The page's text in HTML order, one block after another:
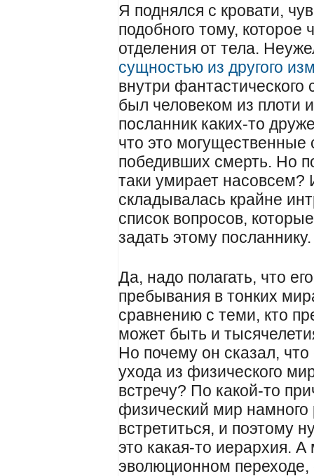
Я поднялся с кровати,
подобного тому, которое
отделения от тела.
сущностью из другого
внутри
был человеком из плоти
посланник каких-то
что это
победивших смерть. Но
таки умирает
складывалась крайне
список вопросов,
задать этому посланнику.
Да, надо полагать, что
пребывания в тонких
сравнению с теми, кто
может быть и
Но почему он сказал,
ухода из физического
встречу? По какой-то
физический мир
встретиться, и поэтому
это какая-то иерархия.
эволюционном переходе,